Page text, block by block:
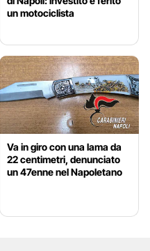
un motociclista
Va in giro con una lama da
22 centimetri, denunciato
un 47enne nel Napoletano